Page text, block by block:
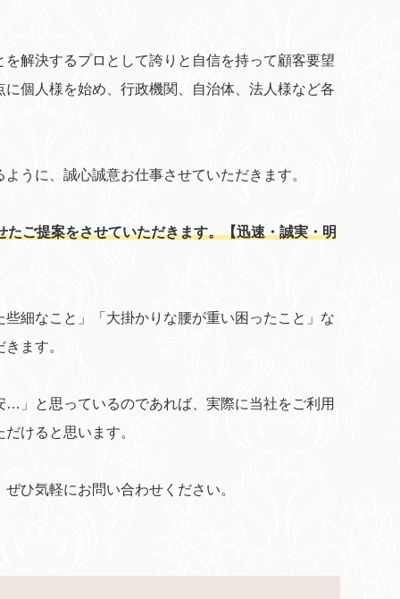
解決するプロとして誇りと自信を持って顧客要望
個人様を始め、行政機関、自治体、法人様など各
うに、誠心誠意お仕事させていただきます。
ご提案をさせていただきます。【迅速・誠実・明
細なこと」「大掛かりな腰が重い困ったこと」な
ます。
」と思っているのであれば、実際に当社をご利用
けると思います。
ひ気軽にお問い合わせください。